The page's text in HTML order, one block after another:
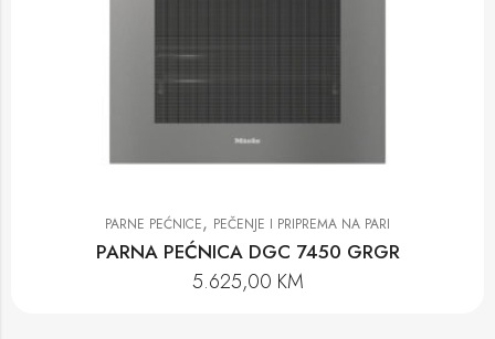
PARNE PEĆNICE, PEČENJE I PRIPREMA NA PARI
PARNA PEĆNICA DGC 7450 GRGR
5.625,00 KM